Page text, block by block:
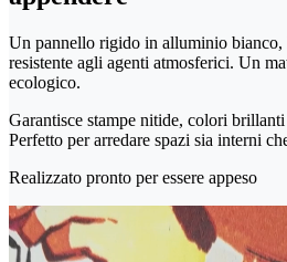
Un pannello rigido in alluminio bianco,
resistente agli agenti atmosferici. Un
ecologico.
Garantisce stampe nitide, colori
Perfetto per arredare spazi sia interni
Realizzato pronto per essere appeso